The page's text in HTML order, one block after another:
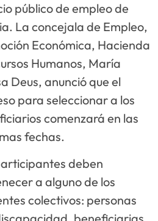
público de empleo de
La concejala de Empleo,
Económica, Hacienda
Humanos, María
Deus, anunció que el
para seleccionar a los
comenzará en las
fechas.
deben
a alguno de los
colectivos: personas